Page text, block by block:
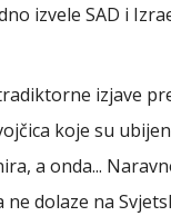
izvele SAD i
izjave
koje su
a onda...
ne dolaze na